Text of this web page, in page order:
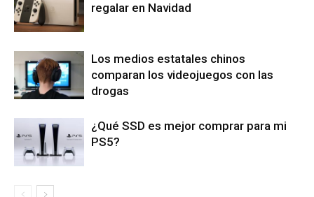
regalar en Navidad
Los medios estatales chinos
comparan los videojuegos con las
drogas
¿Qué SSD es mejor comprar para mi
PS5?